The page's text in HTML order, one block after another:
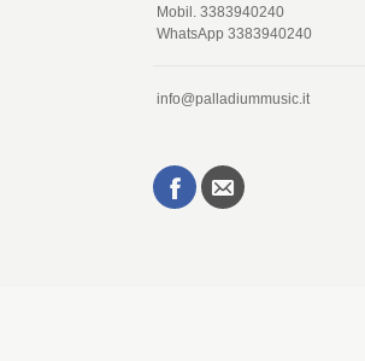
Mobil. 3383940240
WhatsApp 3383940240
info@palladiummusic.it